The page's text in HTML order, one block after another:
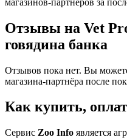
Отзывы на Vet
говядина банка
Отзывов пока нет. Вы
магазина-партнёра после
Как купить,
Сервис Zoo Info является